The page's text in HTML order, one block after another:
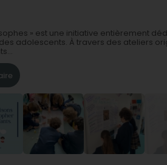
» est une initiative entièrement
adolescents. À travers des ateliers